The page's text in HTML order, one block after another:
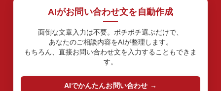
AIがお問い合わせ文を自動作成
面倒な文章入力は不要。ポチポチ選ぶだけで、
あなたのご相談内容をAIが整理します。
もちろん、直接お問い合わせ文を入力することもできま
す。
AIでかんたんお問い合わせ